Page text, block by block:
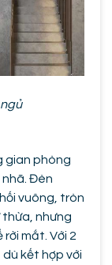
gian phòng
Đèn
vuông, tròn
nhưng
mắt. Với 2
kết hợp với